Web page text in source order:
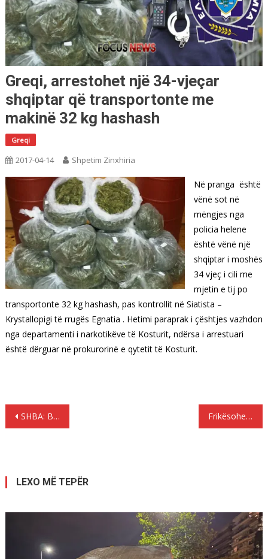
Greqi, arrestohet një 34-vjeçar
shqiptar që transportonte me
makinë 32 kg hashash
Greqi
2017-04-14 Shpetim Zinxhiria
Në pranga është
vënë sot në
mëngjes nga
policia helene
është vënë një
shqiptar i moshës
34 vjeç i cili me
mjetin e tij po
transportonte 32 kg hashash, pas kontrollit në Siatista –
Krystallopigi të rrugës Egnatia . Hetimi paraprak i çështjes vazhdon
nga departamenti i narkotikëve të Kosturit, ndërsa i arrestuari
është dërguar në prokurorinë e qytetit të Kosturit.
Lëvizje
SHBA: Bomba GBU – 43 arma e duhur… Frikësohet Kina ! Koreja e Veriut: Do të “shtypim pa mëshirë ” SHBA nëse na sulmojnë
LEXO MË TEPËR